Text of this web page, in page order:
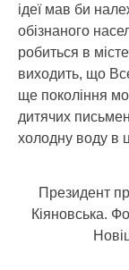
ідеї мав би
обізнаного
робиться в
виходить, що
ще покоління
дитячих
холодну воду в
Президент
Кіяновська.